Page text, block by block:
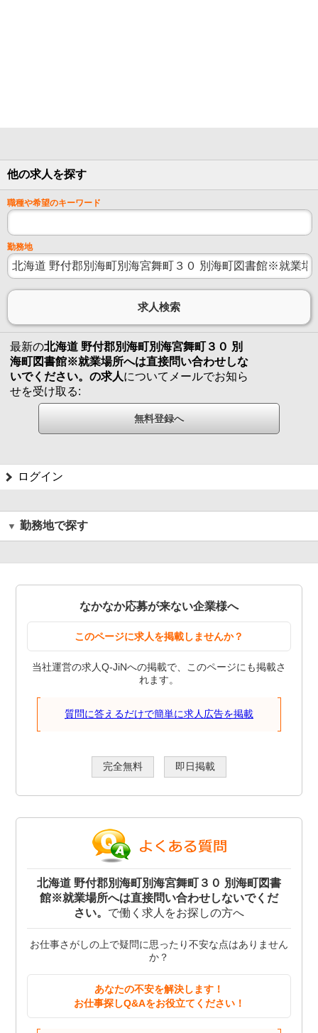
他の求人を探す
職種や希望のキーワード
勤務地
最新の北海道 野付郡別海町別海宮舞町３０ 別
海町図書館※就業場所へは直接問い合わせしな
いでください。の求人についてメールでお知ら
せを受け取る:
ログイン
勤務地で探す
なかなか応募が来ない企業様へ
このページに求人を掲載しませんか？
当社運営の求人Q-JiNへの掲載で、このページにも掲載さ
れます。
質問に答えるだけで簡単に求人広告を掲載
完全無料 即日掲載
北海道 野付郡別海町別海宮舞町３０ 別海町図書
館※就業場所へは直接問い合わせしないでくだ
さい。 で働く求人をお探しの方へ
お仕事さがしの上で疑問に思ったり不安な点はありません
か？
あなたの不安を解決します！
お仕事探しQ&Aをお役立てください！